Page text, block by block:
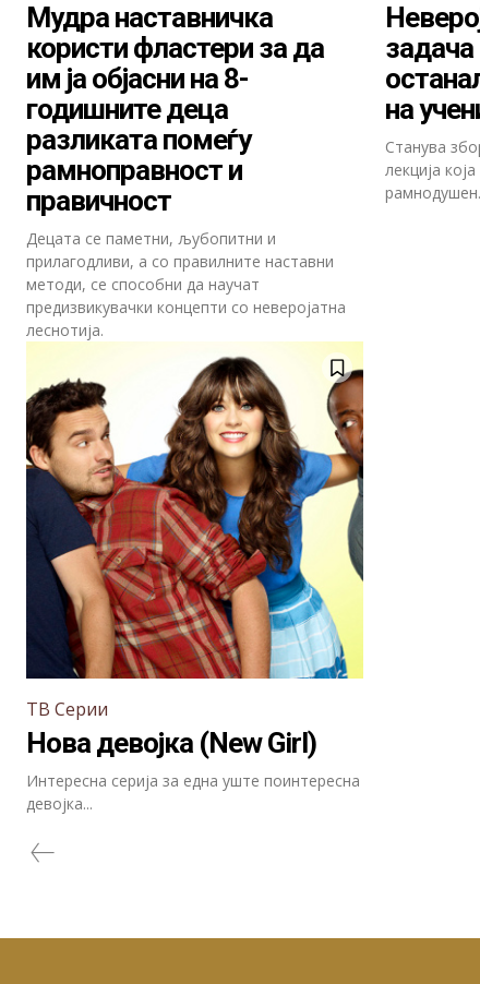
Мудра наставничка
користи фластери за да
им ја објасни на 8-
годишните деца
разликата помеѓу
рамноправност и
правичност
Децата се паметни, љубопитни и
прилагодливи, а со правилните наставни
методи, се способни да научат
предизвикувачки концепти со неверојатна
леснотија.
задача
на
Станува
лекција
рамнодушен.
ТВ Серии
Нова девојка (New Girl)
Интересна серија за една уште поинтересна
девојка...